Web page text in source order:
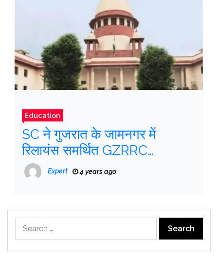
Education
SC ने गुजरात के जामनगर में
रिलायंस समर्थित GZRRC
चिड़ियाघर के खिलाफ जनहित
याचिका खारिज की
Expert 4 years ago
for: